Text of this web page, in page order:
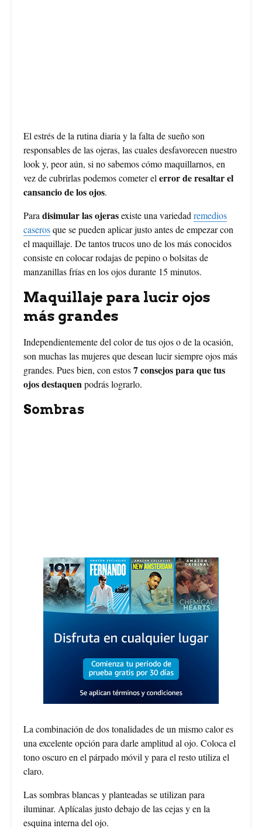
El estrés de la rutina diaria y la falta de sueño son
responsables de las ojeras, las cuales desfavorecen nuestro
look y, peor aún, si no sabemos cómo maquillarnos, en
vez de cubrirlas podemos cometer el error de resaltar el
cansancio de los ojos.
Para disimular las ojerasexiste una variedad remedios
caserosque se pueden aplicar justo antes de empezar con
el maquillaje. De tantos trucos uno de los más conocidos
consiste en colocar rodajas de pepino o bolsitas de
manzanillas frías en los ojos durante 15 minutos.
Maquillaje para lucir ojos
más grandes
Independientemente del color de tus ojos o de la ocasión,
son muchas las mujeres que desean lucir siempre ojos más
grandes. Pues bien, con estos7 consejos para que tus
ojos destaquen podrás lograrlo.
Sombras
La combinación de dos tonalidades de un mismo calor es
una excelente opción para darle amplitud al ojo. Coloca el
tono oscuro en el párpado móvil y para el resto utiliza el
claro.
Las sombras blancas y planteadas se utilizan para
iluminar. Aplícalas justo debajo de las cejas y en la
esquina interna del ojo.